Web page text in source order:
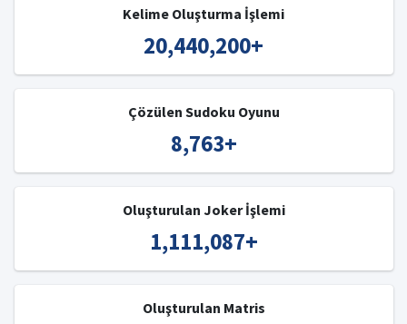
Kelime Oluşturma İşlemi
20,440,200+
Çözülen Sudoku Oyunu
8,763+
Oluşturulan Joker İşlemi
1,111,087+
Oluşturulan Matris